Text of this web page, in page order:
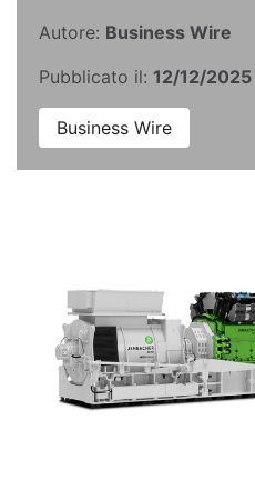
Autore: Business Wire
Pubblicato il: 12/12/2025
Business Wire